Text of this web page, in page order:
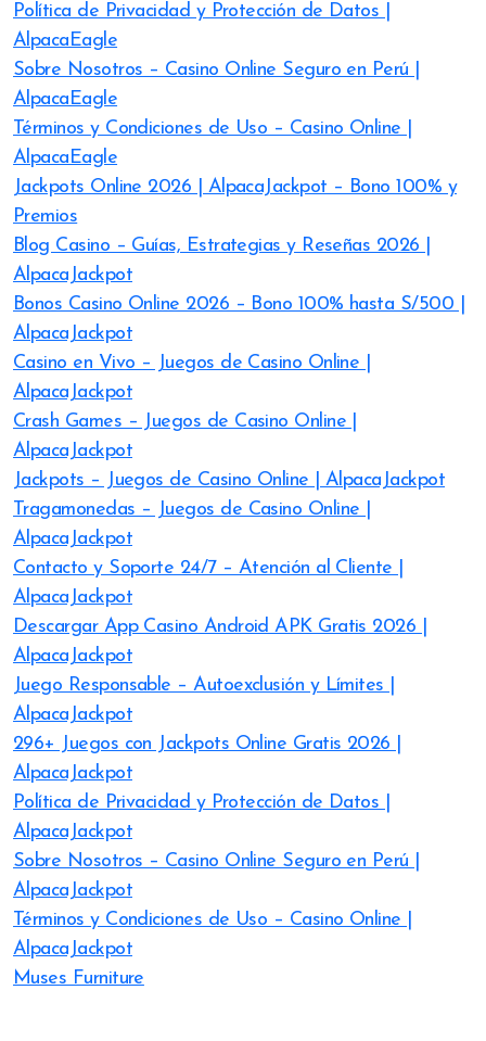
Política de Privacidad y Protección de Datos |
AlpacaEagle
Sobre Nosotros – Casino Online Seguro en Perú |
AlpacaEagle
Términos y Condiciones de Uso – Casino Online |
AlpacaEagle
Jackpots Online 2026 | AlpacaJackpot – Bono 100% y
Premios
Blog Casino – Guías, Estrategias y Reseñas 2026 |
AlpacaJackpot
Bonos Casino Online 2026 – Bono 100% hasta S/500 |
AlpacaJackpot
Casino en Vivo – Juegos de Casino Online |
AlpacaJackpot
Crash Games – Juegos de Casino Online |
AlpacaJackpot
Jackpots – Juegos de Casino Online | AlpacaJackpot
Tragamonedas – Juegos de Casino Online |
AlpacaJackpot
Contacto y Soporte 24/7 – Atención al Cliente |
AlpacaJackpot
Descargar App Casino Android APK Gratis 2026 |
AlpacaJackpot
Juego Responsable – Autoexclusión y Límites |
AlpacaJackpot
296+ Juegos con Jackpots Online Gratis 2026 |
AlpacaJackpot
Política de Privacidad y Protección de Datos |
AlpacaJackpot
Sobre Nosotros – Casino Online Seguro en Perú |
AlpacaJackpot
Términos y Condiciones de Uso – Casino Online |
AlpacaJackpot
Muses Furniture